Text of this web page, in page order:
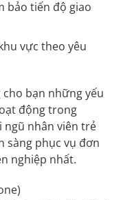
bảo tiến độ giao
vực theo yêu
bạn những yếu
động trong
ngũ nhân viên trẻ
sàng phục vụ đơn
nghiệp nhất.